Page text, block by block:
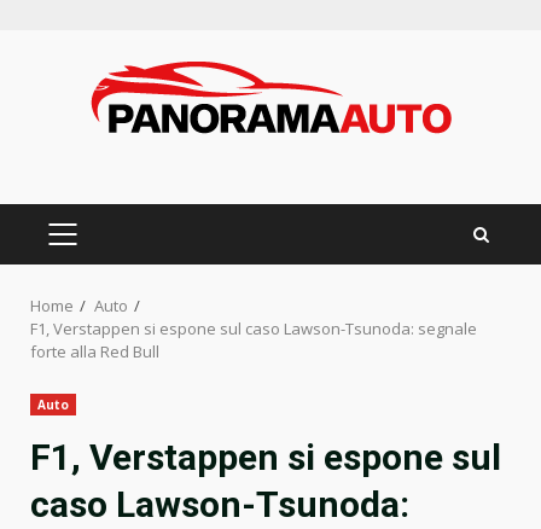
PRIMARY
Home
Auto
F1, Verstappen si espone sul caso Lawson-Tsunoda: segnale
forte alla Red Bull
Auto
F1, Verstappen si espone sul
caso Lawson-Tsunoda: